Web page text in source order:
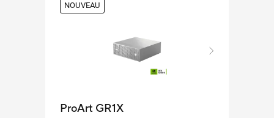
NOUVEAU
ProArt GR1X